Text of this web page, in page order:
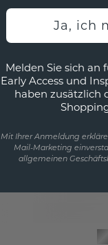
Ja, ich
Melden Sie sich an
Early Access und
haben zusätzlich
Mit Ihrer Anmeldung
Mail-Marketing
allgemeinen